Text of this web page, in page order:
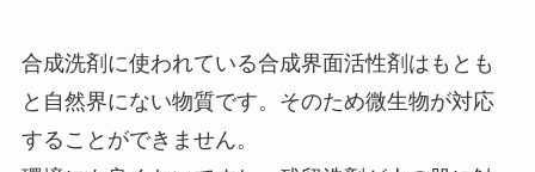
合成洗剤に使われている合成界面活性剤はもとも
と自然界にない物質です。そのため微生物が対応
することができません。